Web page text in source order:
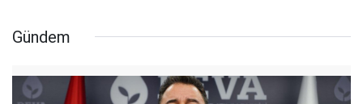
Gündem